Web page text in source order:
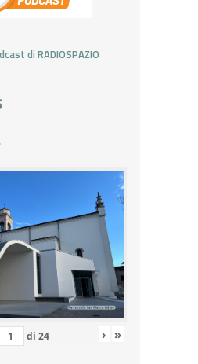
di RADIOSPAZIO
di 24 › »